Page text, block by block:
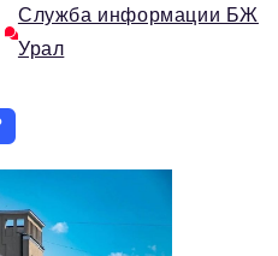
Служба информации БЖ
Урал